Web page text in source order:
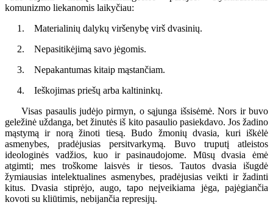
komunizmo liekanomis laikyčiau:
1. Materialinių dalykų viršenybę virš dvasinių.
2. Nepasitikėjimą savo jėgomis.
3. Nepakantumas kitaip mąstančiam.
4. Ieškojimas priešų arba kaltininkų.
Visas pasaulis judėjo pirmyn, o sąjunga išsisėmė. Nors ir buvo
geležinė uždanga, bet žinutės iš kito pasaulio pasiekdavo. Jos žadino
mąstymą ir norą žinoti tiesą. Budo žmonių dvasia, kuri iškėlė
asmenybes, pradėjusias persitvarkymą. Buvo truputį atleistos
ideologinės vadžios, kuo ir pasinaudojome. Mūsų dvasia ėmė
atgimti; mes troškome laisvės ir tiesos. Tautos dvasia išugdė
žymiausias intelektualines asmenybes, pradėjusias veikti ir žadinti
kitus. Dvasia stiprėjo, augo, tapo neįveikiama jėga, pajėgiančia
kovoti su kliūtimis, nebijančia represijų.